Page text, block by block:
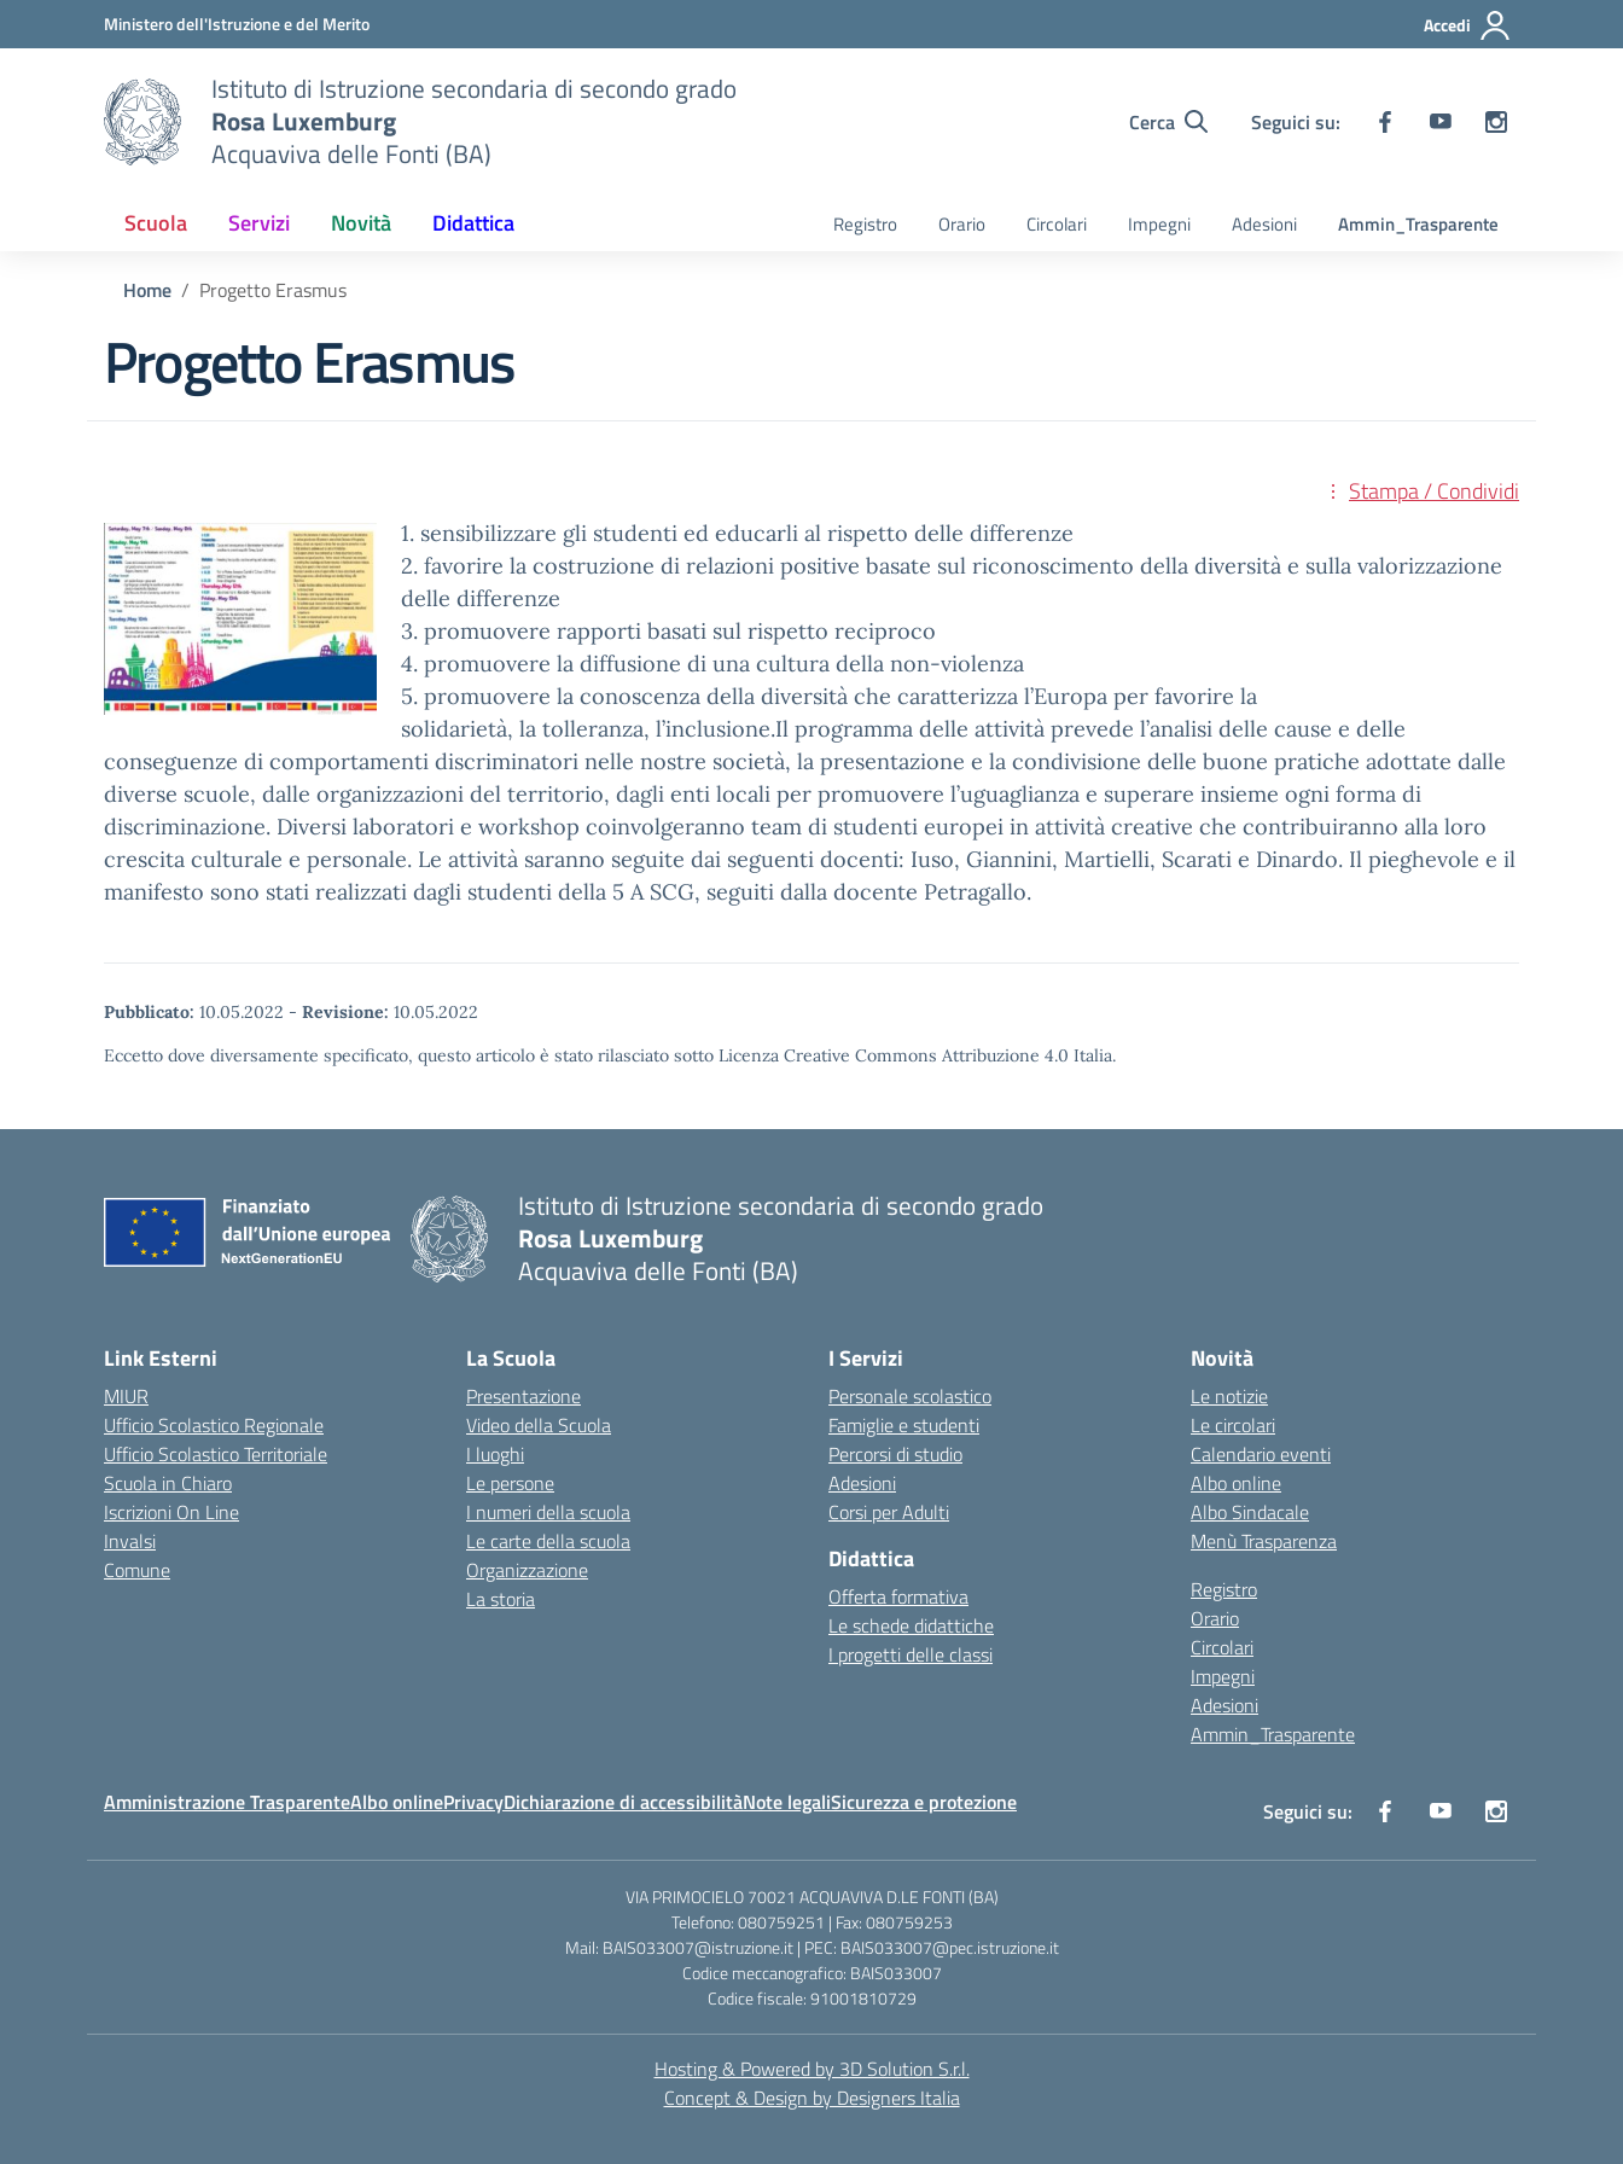
Vai ai contenuti
Vai al menu di navigazioneMinistero dell'Istruzione e del Merito Accedi
Istituto di Istruzione secondaria di secondo grado
Rosa Luxemburg
Acquaviva delle Fonti (BA)
Cerca Seguici su:
Scuola Servizi Novità Didattica Registro Orario Circolari Impegni Adesioni Ammin_Trasparente
Home Progetto Erasmus
Progetto Erasmus
Stampa / Condividi
1. sensibilizzare gli studenti ed educarli al rispetto delle differenze
2. favorire la costruzione di relazioni positive basate sul riconoscimento della diversità e sulla valorizzazione
delle differenze
3. promuovere rapporti basati sul rispetto reciproco
4. promuovere la diffusione di una cultura della non-violenza
5. promuovere la conoscenza della diversità che caratterizza l’Europa per favorire la
solidarietà, la tolleranza, l’inclusione.Il programma delle attività prevede l’analisi delle cause e delle
conseguenze di comportamenti discriminatori nelle nostre società, la presentazione e la condivisione delle buone pratiche adottate dalle
diverse scuole, dalle organizzazioni del territorio, dagli enti locali per promuovere l’uguaglianza e superare insieme ogni forma di
discriminazione. Diversi laboratori e workshop coinvolgeranno team di studenti europei in attività creative che contribuiranno alla loro
crescita culturale e personale. Le attività saranno seguite dai seguenti docenti: Iuso, Giannini, Martielli, Scarati e Dinardo. Il pieghevole e il
manifesto sono stati realizzati dagli studenti della 5 A SCG, seguiti dalla docente Petragallo.
Pubblicato: 10.05.2022 - Revisione: 10.05.2022
Eccetto dove diversamente specificato, questo articolo è stato rilasciato sotto Licenza Creative Commons Attribuzione 4.0 Italia.
Istituto di Istruzione secondaria di secondo grado
Rosa Luxemburg
Acquaviva delle Fonti (BA)
Link Esterni
MIUR
Ufficio Scolastico Regionale
Ufficio Scolastico Territoriale
Scuola in Chiaro
Iscrizioni On Line
Invalsi
Comune
La Scuola
Presentazione
Video della Scuola
I luoghi
Le persone
I numeri della scuola
Le carte della scuola
Organizzazione
La storia
I Servizi
Personale scolastico
Famiglie e studenti
Percorsi di studio
Adesioni
Corsi per Adulti
Didattica
Offerta formativa
Le schede didattiche
I progetti delle classi
Novità
Le notizie
Le circolari
Calendario eventi
Albo online
Albo Sindacale
Menù Trasparenza
Registro
Orario
Circolari
Impegni
Adesioni
Ammin_Trasparente
Amministrazione TrasparenteAlbo onlinePrivacyDichiarazione di accessibilitàNote legaliSicurezza e protezione Seguici su:
VIA PRIMOCIELO 70021 ACQUAVIVA D.LE FONTI (BA)
Telefono: 080759251 | Fax: 080759253
Mail: BAIS033007@istruzione.it | PEC: BAIS033007@pec.istruzione.it
Codice meccanografico: BAIS033007
Codice fiscale: 91001810729
Hosting & Powered by 3D Solution S.r.l.
Concept & Design by Designers Italia